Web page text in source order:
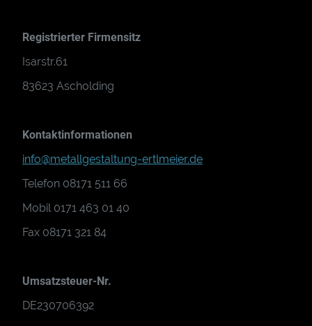
Registrierter Firmensitz
Isarstr.61
83623 Ascholding
Kontaktinformationen
info@metallgestaltung-ertlmeier.de
Telefon 08171 511 66
Mobil 0171 463 01 40
Fax 08171 321 84
Umsatzsteuer-Nr.
DE230706392